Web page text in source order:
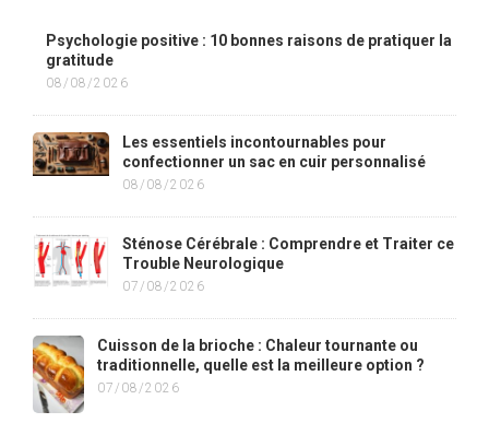
Psychologie positive : 10 bonnes raisons de pratiquer la
gratitude
08/08/2026
Les essentiels incontournables pour
confectionner un sac en cuir personnalisé
08/08/2026
Sténose Cérébrale : Comprendre et Traiter ce
Trouble Neurologique
07/08/2026
Cuisson de la brioche : Chaleur tournante ou
traditionnelle, quelle est la meilleure option ?
07/08/2026